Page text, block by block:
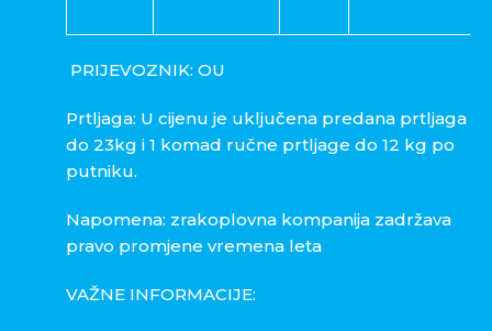
PRIJEVOZNIK: OU
Prtljaga: U cijenu je uključena predana prtljaga
do 23kg i 1 komad ručne prtljage do 12 kg po
putniku.
Napomena: zrakoplovna kompanija zadržava
pravo promjene vremena leta
VAŽNE INFORMACIJE: